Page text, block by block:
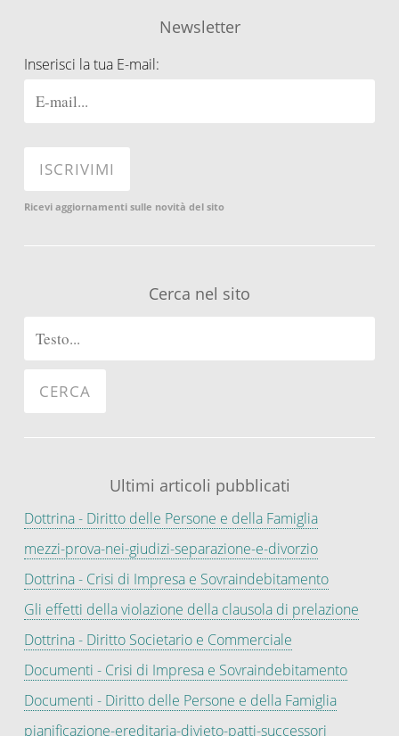
Newsletter
Inserisci la tua E-mail:
Ricevi aggiornamenti sulle novità del sito
Cerca nel sito
Ultimi articoli pubblicati
Dottrina - Diritto delle Persone e della Famiglia
mezzi-prova-nei-giudizi-separazione-e-divorzio
Dottrina - Crisi di Impresa e Sovraindebitamento
Gli effetti della violazione della clausola di prelazione
Dottrina - Diritto Societario e Commerciale
Documenti - Crisi di Impresa e Sovraindebitamento
Documenti - Diritto delle Persone e della Famiglia
pianificazione-ereditaria-divieto-patti-successori